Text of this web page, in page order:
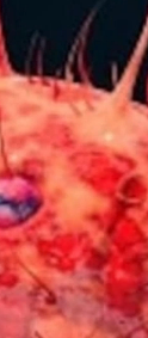
do nedele
hraničné
občanov
muža